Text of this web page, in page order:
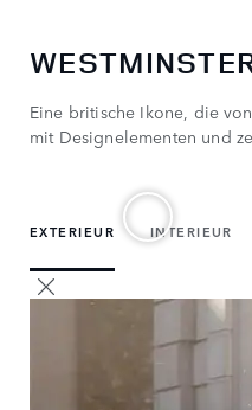
Eine britische Ikone, die
mit Designelementen und
EXTERIEUR INTERIEUR